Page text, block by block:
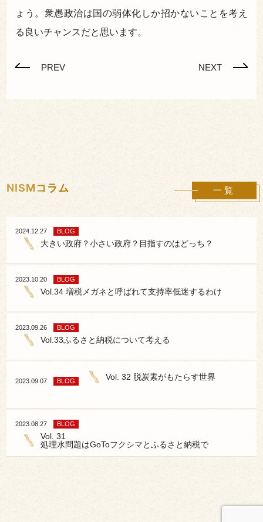
ょう。衆愚政治は国の弱体化しか招かないことを考え
る良いチャンスだと思います。
PREV NEXT
NISMコラム 一覧
2024.12.27 BLOG
大きい政府？小さい政府？目指すのはどっち？
2023.10.20 BLOG
Vol.34 増税メガネと呼ばれて支持率低迷するわけ
2023.09.26 BLOG
Vol.33ふるさと納税について考える
2023.09.07 BLOG Vol. 32 脱炭素がもたらす世界
2023.08.27 BLOG
Vol. 31
処理水問題はGoToフクシマとふるさと納税で